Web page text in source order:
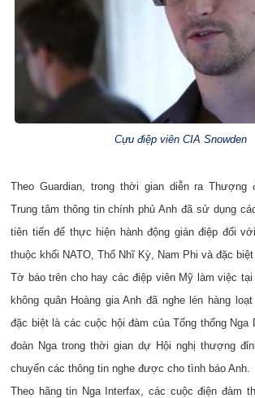
Cựu điệp viên CIA Snowden
Theo Guardian, trong thời gian diễn ra Thượng
Trung tâm thông tin chính phủ Anh đã sử dụng
tiên tiến để thực hiện hành động gián điệp đối
thuộc khối NATO, Thổ Nhĩ Kỳ, Nam Phi và đặc biệt
Tờ báo trên cho hay các điệp viên Mỹ làm việc
không quân Hoàng gia Anh đã nghe lén hàng
đặc biệt là các cuộc hội đàm của Tổng thống Nga
đoàn Nga trong thời gian dự Hội nghị thượng
chuyển các thông tin nghe được cho tình báo Anh.
Theo hãng tin Nga Interfax, các cuộc điện đàm